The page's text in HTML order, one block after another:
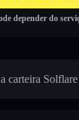
depender do
carteira Solflare